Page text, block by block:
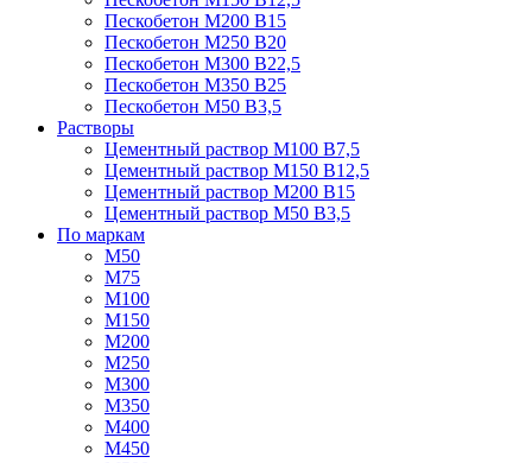
Пескобетон М200 В15
Пескобетон М250 В20
Пескобетон М300 В22,5
Пескобетон М350 В25
Пескобетон М50 В3,5
Растворы
Цементный раствор М100 В7,5
Цементный раствор М150 В12,5
Цементный раствор М200 В15
Цементный раствор М50 В3,5
По маркам
М50
М75
М100
М150
М200
М250
М300
М350
М400
М450